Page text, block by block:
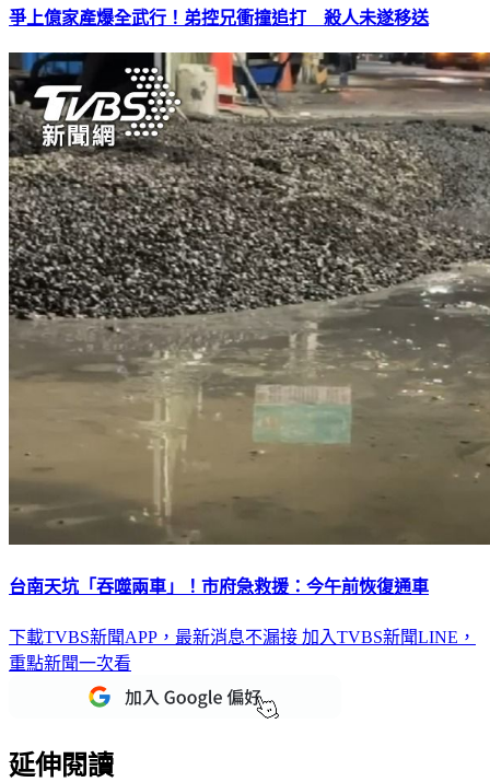
爭上億家產爆全武行！弟控兄衝撞追打 殺人未遂移送
台南天坑「吞噬兩車」！市府急救援：今午前恢復通車
下載TVBS新聞APP，最新消息不漏接 加入TVBS新聞LINE，
重點新聞一次看
延伸閱讀